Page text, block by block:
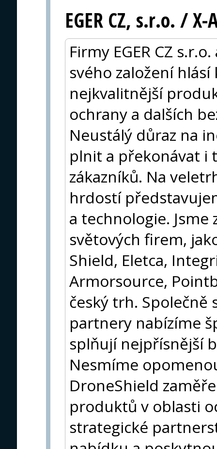
EGER CZ, s.r.o. /
Firmy EGER CZ
svého založení
nejkvalitnější
ochrany a dalších
Neustálý důraz na
plnit a překonávat i
zákazníků. Na
hrdostí
a technologie.
světových firem,
Shield, Eletca,
Armorsource,
český trh.
partnery nabízíme
splňují nejpřísnější
Nesmíme
DroneShield
produktů v oblasti
strategické